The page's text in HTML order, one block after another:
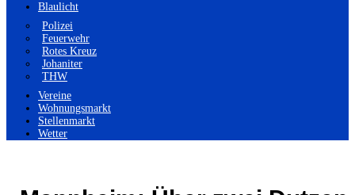
Blaulicht
Polizei
Feuerwehr
Rotes Kreuz
Johaniter
THW
Vereine
Wohnungsmarkt
Stellenmarkt
Wetter